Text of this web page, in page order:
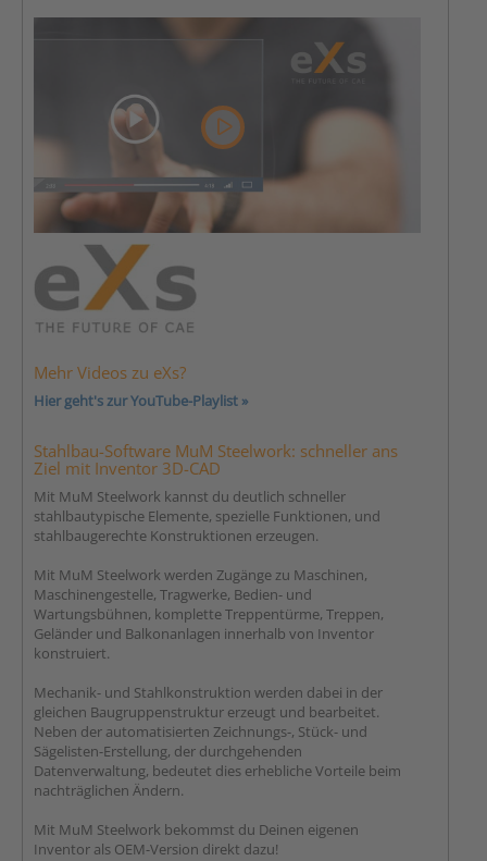
Mehr Videos zu eXs?
Hier geht's zur YouTube-Playlist »
Stahlbau-Software MuM Steelwork: schneller ans
Ziel mit Inventor 3D-CAD
Mit MuM Steelwork kannst du deutlich schneller
stahlbautypische Elemente, spezielle Funktionen, und
stahlbaugerechte Konstruktionen erzeugen.
Mit MuM Steelwork werden Zugänge zu Maschinen,
Maschinengestelle, Tragwerke, Bedien- und
Wartungsbühnen, komplette Treppentürme, Treppen,
Geländer und Balkonanlagen innerhalb von Inventor
konstruiert.
Mechanik- und Stahlkonstruktion werden dabei in der
gleichen Baugruppenstruktur erzeugt und bearbeitet.
Neben der automatisierten Zeichnungs-, Stück- und
Sägelisten-Erstellung, der durchgehenden
Datenverwaltung, bedeutet dies erhebliche Vorteile beim
nachträglichen Ändern.
Mit MuM Steelwork bekommst du Deinen eigenen
Inventor als OEM-Version direkt dazu!